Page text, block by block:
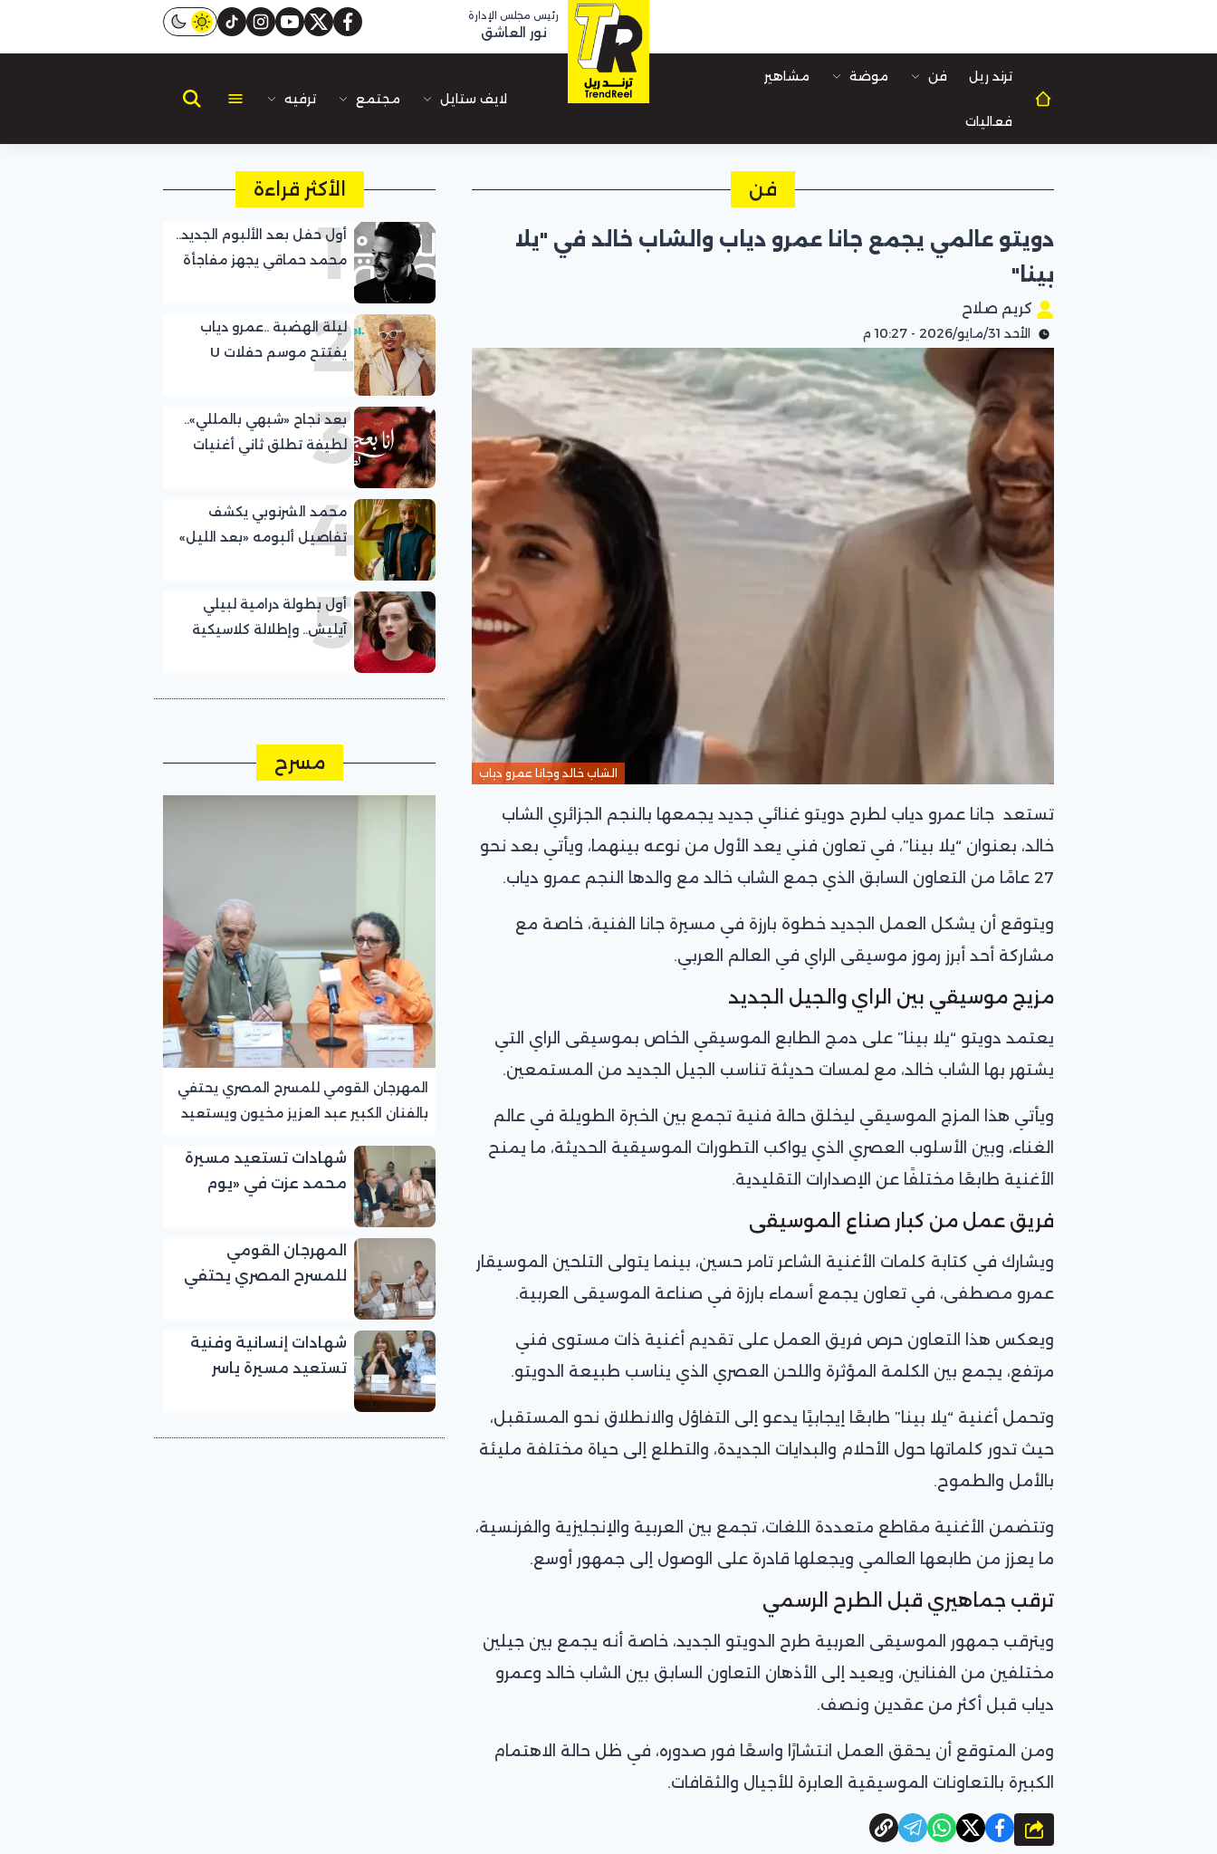
رئيس مجلس الإدارة
نور العاشق facebook
twitter
youtube
instagram
tiktok
ترند ريل فن موضة مشاهير
فعاليات
لايف ستايل مجتمع ترفيه
فن
دويتو عالمي يجمع جانا عمرو دياب والشاب خالد في "يلا
بينا"
كريم صلاح
الأحد 31/مايو/2026 - 10:27 م
الشاب خالد وجانا عمرو دياب
تستعد جانا عمرو دياب لطرح دويتو غنائي جديد يجمعها بالنجم الجزائري الشاب
خالد، بعنوان “يلا بينا”، في تعاون فني يعد الأول من نوعه بينهما، ويأتي بعد نحو
27 عامًا من التعاون السابق الذي جمع الشاب خالد مع والدها النجم عمرو دياب.
ويتوقع أن يشكل العمل الجديد خطوة بارزة في مسيرة جانا الفنية، خاصة مع
مشاركة أحد أبرز رموز موسيقى الراي في العالم العربي.
مزيج موسيقي بين الراي والجيل الجديد
يعتمد دويتو “يلا بينا” على دمج الطابع الموسيقي الخاص بموسيقى الراي التي
يشتهر بها الشاب خالد، مع لمسات حديثة تناسب الجيل الجديد من المستمعين.
ويأتي هذا المزج الموسيقي ليخلق حالة فنية تجمع بين الخبرة الطويلة في عالم
الغناء، وبين الأسلوب العصري الذي يواكب التطورات الموسيقية الحديثة، ما يمنح
الأغنية طابعًا مختلفًا عن الإصدارات التقليدية.
فريق عمل من كبار صناع الموسيقى
ويشارك في كتابة كلمات الأغنية الشاعر تامر حسين، بينما يتولى التلحين الموسيقار
عمرو مصطفى، في تعاون يجمع أسماء بارزة في صناعة الموسيقى العربية.
ويعكس هذا التعاون حرص فريق العمل على تقديم أغنية ذات مستوى فني
مرتفع، يجمع بين الكلمة المؤثرة واللحن العصري الذي يناسب طبيعة الدويتو.
وتحمل أغنية “يلا بينا” طابعًا إيجابيًا يدعو إلى التفاؤل والانطلاق نحو المستقبل،
حيث تدور كلماتها حول الأحلام والبدايات الجديدة، والتطلع إلى حياة مختلفة مليئة
بالأمل والطموح.
وتتضمن الأغنية مقاطع متعددة اللغات، تجمع بين العربية والإنجليزية والفرنسية،
ما يعزز من طابعها العالمي ويجعلها قادرة على الوصول إلى جمهور أوسع.
ترقب جماهيري قبل الطرح الرسمي
ويترقب جمهور الموسيقى العربية طرح الدويتو الجديد، خاصة أنه يجمع بين جيلين
مختلفين من الفنانين، ويعيد إلى الأذهان التعاون السابق بين الشاب خالد وعمرو
دياب قبل أكثر من عقدين ونصف.
ومن المتوقع أن يحقق العمل انتشارًا واسعًا فور صدوره، في ظل حالة الاهتمام
الكبيرة بالتعاونات الموسيقية العابرة للأجيال والثقافات.
شارك
الأكثر قراءة
1
أول حفل بعد الألبوم الجديد..
محمد حماقي يجهز مفاجأة
2
ليلة الهضبة ..عمرو دياب
يفتتح موسم حفلات U
3
بعد نجاح «شبهي بالمللي»..
لطيفة تطلق ثاني أغنيات
4
محمد الشرنوبي يكشف
تفاصيل ألبومه «بعد الليل»
5
أول بطولة درامية لبيلي
آيليش.. وإطلالة كلاسيكية
مسرح
المهرجان القومي للمسرح المصري يحتفي
بالفنان الكبير عبد العزيز مخيون ويستعيد
شهادات تستعيد مسيرة
محمد عزت في «يوم
للمسرح المصري
المهرجان القومي
للمسرح المصري يحتفي
لرموز المسرح»
شهادات إنسانية وفنية
تستعيد مسيرة ياسر